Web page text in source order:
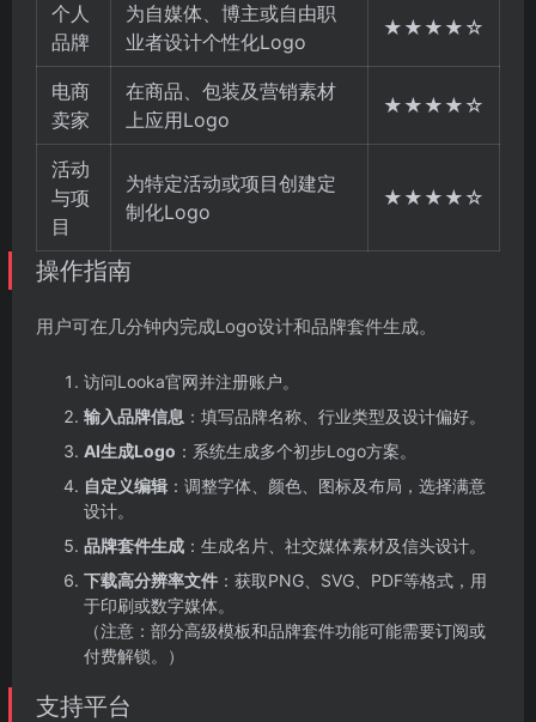
个人
品牌
为自媒体、博主或自由职
业者设计个性化Logo
★★★★☆
电商
卖家
在商品、包装及营销素材
上应用Logo
★★★★☆
活动
与项
目
为特定活动或项目创建定
制化Logo
★★★★☆
操作指南
用户可在几分钟内完成Logo设计和品牌套件生成。
访问Looka官网并注册账户。
输入品牌信息 ：填写品牌名称、行业类型及设计偏好。
AI生成Logo ：系统生成多个初步Logo方案。
自定义编辑 ：调整字体、颜色、图标及布局，选择满意
设计。
品牌套件生成 ：生成名片、社交媒体素材及信头设计。
下载高分辨率文件 ：获取PNG、SVG、PDF等格式，用
于印刷或数字媒体。
（注意：部分高级模板和品牌套件功能可能需要订阅或
付费解锁。）
支持平台